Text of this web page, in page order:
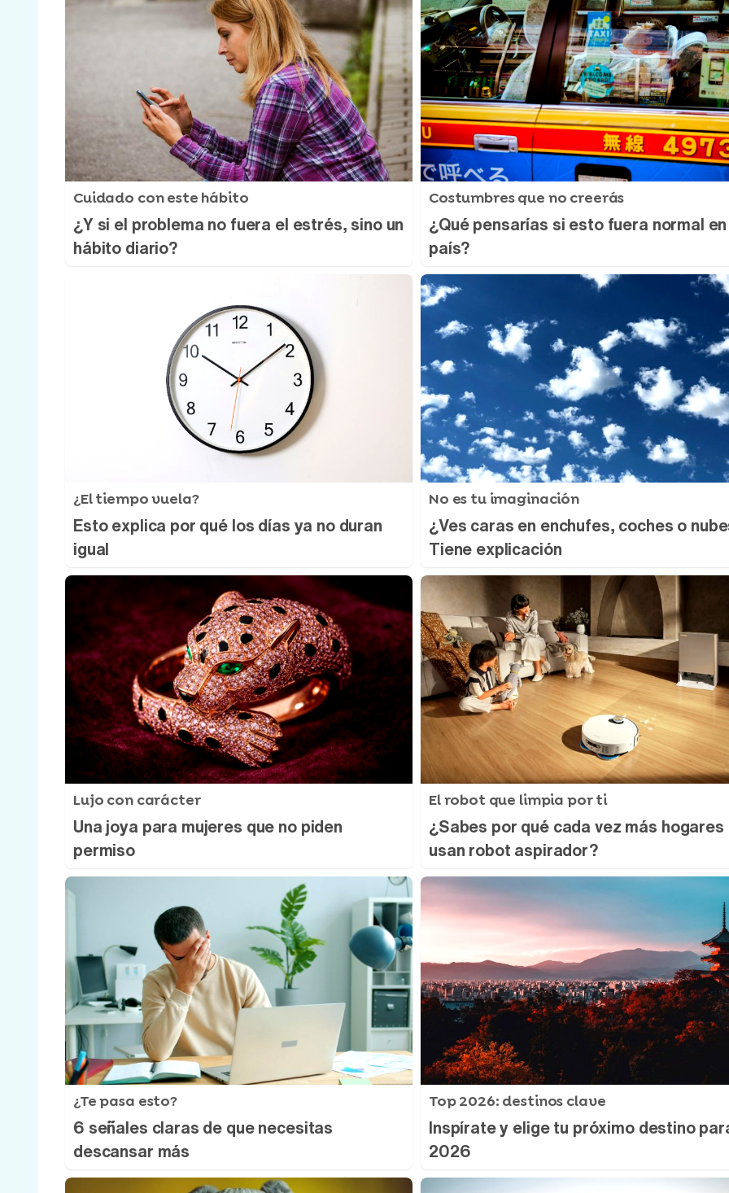
Cuidado con este hábito
¿Y si el problema no fuera el estrés, sino un
hábito diario?
Costumbres que no creerás
¿Qué pensarías si esto fuera normal
país?
¿El tiempo vuela?
Esto explica por qué los días ya no duran
igual
No es tu imaginación
¿Ves caras en enchufes, coches o
Tiene explicación
Lujo con carácter
Una joya para mujeres que no piden
permiso
El robot que limpia por ti
¿Sabes por qué cada vez más hogares
usan robot aspirador?
¿Te pasa esto?
6 señales claras de que necesitas
descansar más
Top 2026: destinos clave
Inspírate y elige tu próximo destino
2026